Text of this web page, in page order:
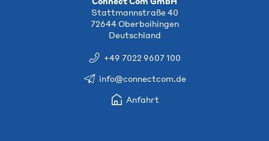
Stattmannstraße 40
72644 Oberboihingen
Deutschland
+49 7022 9607 100
info@connectcom.de
Anfahrt